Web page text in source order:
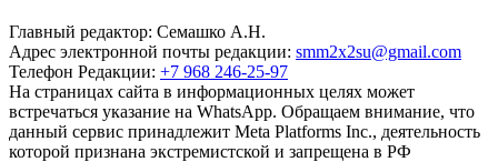
Главный редактор: Семашко А.Н.
Адрес электронной почты редакции: smm2x2su@gmail.com
Телефон Редакции: +7 968 246-25-97
На страницах сайта в информационных целях может
встречаться указание на WhatsApp. Обращаем внимание, что
данный сервис принадлежит Meta Platforms Inc., деятельность
которой признана экстремистской и запрещена в РФ